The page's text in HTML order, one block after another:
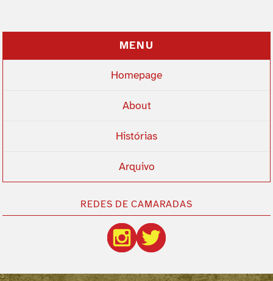
MENU
Homepage
About
Histórias
Arquivo
REDES DE CAMARADAS